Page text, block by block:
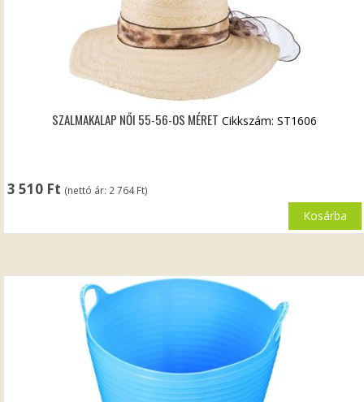
SZALMAKALAP NŐI 55-56-OS MÉRET
3 510 Ft (nettó ár: 2 764Ft)
Cikkszám: ST1606
Kosárba